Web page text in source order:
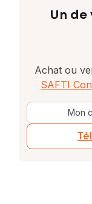
Un
Achat ou
SAFTI
Mon